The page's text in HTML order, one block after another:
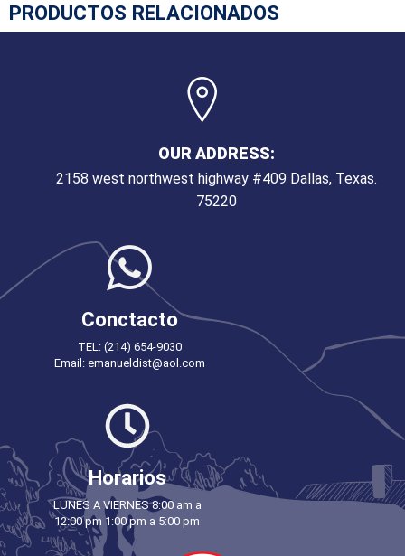
PRODUCTOS RELACIONADOS
OUR ADDRESS:
2158 west northwest highway #409 Dallas, Texas.
75220
Conctacto
TEL: (214) 654-9030
Email: emanueldist@aol.com
Horarios
LUNES A VIERNES 8:00 am a
12:00 pm 1:00 pm a 5:00 pm